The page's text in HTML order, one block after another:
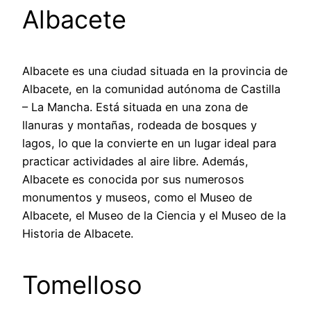
Albacete
Albacete es una ciudad situada en la provincia de
Albacete, en la comunidad autónoma de Castilla
– La Mancha. Está situada en una zona de
llanuras y montañas, rodeada de bosques y
lagos, lo que la convierte en un lugar ideal para
practicar actividades al aire libre. Además,
Albacete es conocida por sus numerosos
monumentos y museos, como el Museo de
Albacete, el Museo de la Ciencia y el Museo de la
Historia de Albacete.
Tomelloso